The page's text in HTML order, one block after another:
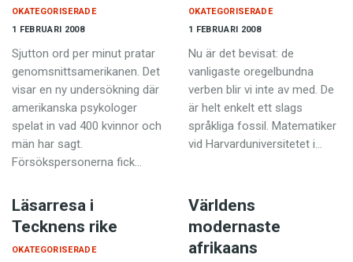
1 FEBRUARI 2008
OKATEGORISERADE
Sjutton ord per minut pratar
genomsnittsamerikanen. Det
visar en ny undersökning där
amerikanska psykologer
spelat in vad 400 kvinnor och
män har sagt.
Försökspersonerna fick…
1 FEBRUARI 2008
OKATEGORISERADE
Nu är det bevisat: de
vanligaste oregelbundna
verben blir vi inte av med. De
är helt enkelt ett slags
språkliga fossil. Matematiker
vid Harvarduniversitetet i…
Läsarresa i
Tecknens rike
OKATEGORISERADE
Världens
modernaste
afrikaans